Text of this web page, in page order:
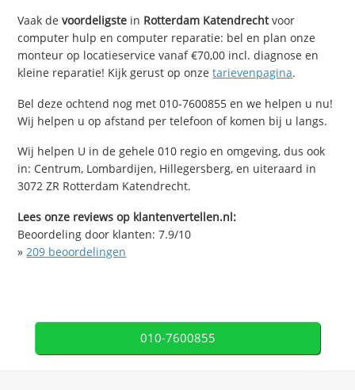
Vaak devoordeligste in Rotterdam Katendrechtvoor
computer hulp en computer reparatie: bel en plan onze
monteur op locatieservice vanaf €70,00 incl. diagnose en
kleine reparatie! Kijk gerust op onzetarievenpagina.
Bel deze ochtend nog met 010-7600855 en we helpen u nu!
Wij helpen u op afstand per telefoon of komen bij u langs.
Wij helpen U in de gehele 010 regio en omgeving, dus ook
in: Centrum, Lombardijen, Hillegersberg, en uiteraard in
3072 ZR Rotterdam Katendrecht.
Lees onze reviews op klantenvertellen.nl:
Beoordeling door klanten:7.9/10
»209 beoordelingen
010-7600855